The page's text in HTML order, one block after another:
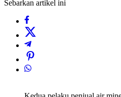
Sebarkan artikel ini